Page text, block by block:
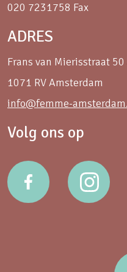
020 7231758 Fax
ADRES
Frans van Mierisstraat 50
1071 RV Amsterdam
info@femme-
Volg ons op